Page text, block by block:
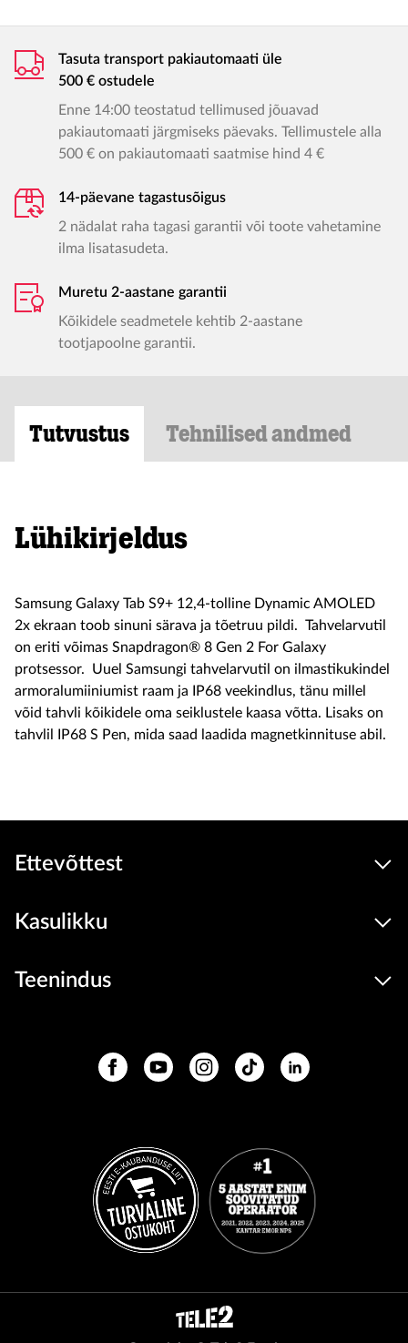
Tasuta transport pakiautomaati üle
500 € ostudele
Enne 14:00 teostatud tellimused jõuavad
pakiautomaati järgmiseks päevaks. Tellimustele alla
500 € on pakiautomaati saatmise hind 4 €
14-päevane tagastusõigus
2 nädalat raha tagasi garantii või toote vahetamine
ilma lisatasudeta.
Muretu 2-aastane garantii
Kõikidele seadmetele kehtib 2-aastane
tootjapoolne garantii.
Tutvustus Tehnilised andmed
Lühikirjeldus
Samsung Galaxy Tab S9+ 12,4-tolline Dynamic AMOLED
2x ekraan toob sinuni särava ja tõetruu pildi. Tahvelarvutil
on eriti võimas Snapdragon® 8 Gen 2 For Galaxy
protsessor. Uuel Samsungi tahvelarvutil on ilmastikukindel
armoralumiiniumist raam ja IP68 veekindlus, tänu millel
võid tahvli kõikidele oma seiklustele kaasa võtta. Lisaks on
tahvlil IP68 S Pen, mida saad laadida magnetkinnituse abil.
Ettevõttest
Kasulikku
Teenindus